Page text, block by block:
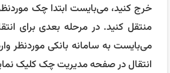
خرج کنید، می‌بایست ابتدا چک
منتقل کنید. در مرحله بعدی برای
می‌بایست به سامانه بانکی موردنظر
انتقال در صفحه مدیریت چک کلیک